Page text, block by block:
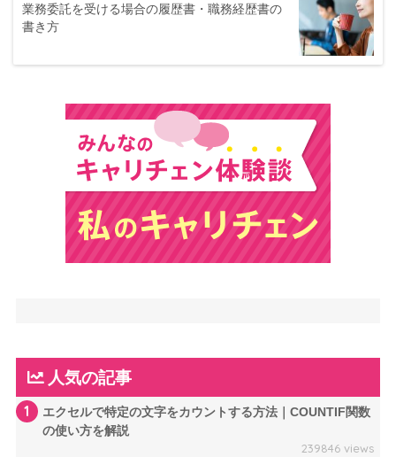
業務委託を受ける場合の履歴書・職務経歴書の
書き方
人気の記事
1
エクセルで特定の文字をカウントする方法｜COUNTIF関数
の使い方を解説
239846 views